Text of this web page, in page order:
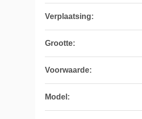
Verplaatsing:
Grootte:
Voorwaarde:
Model: